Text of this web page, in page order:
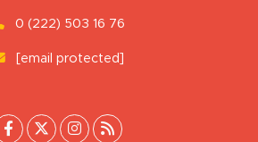
0 (222) 503 16 76
[email protected]